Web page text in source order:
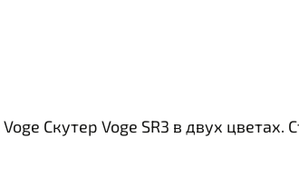
Скутер Voge SR3 в двух